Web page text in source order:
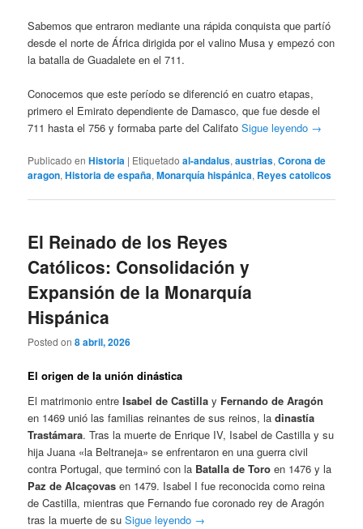
Sabemos que entraron mediante una rápida conquista que partíó
desde el norte de África dirigida por el valino Musa y empezó con
la batalla de Guadalete en el 711.
Conocemos que este período se diferenció en cuatro etapas,
primero el Emirato dependiente de Damasco, que fue desde el
711 hasta el 756 y formaba parte del CalifatoSigue leyendo →
Publicado en Historia | Etiquetado al-andalus,austrias,Corona de
aragon,Historia de españa,Monarquía hispánica, Reyes catolicos
El Reinado de los Reyes
Católicos: Consolidación y
Expansión de la Monarquía
Hispánica
Posted on8 abril, 2026
El origen de la unión dinástica
El matrimonio entreIsabel de Castilla y Fernando de Aragón
en 1469 unió las familias reinantes de sus reinos, ladinastía
Trastámara. Tras la muerte de Enrique IV, Isabel de Castilla y su
hija Juana «la Beltraneja» se enfrentaron en una guerra civil
contra Portugal, que terminó con la Batalla de Toro en 1476 y la
Paz de Alcaçovas en 1479. Isabel I fue reconocida como reina
de Castilla, mientras que Fernando fue coronado rey de Aragón
tras la muerte de suSigue leyendo →